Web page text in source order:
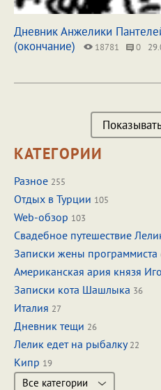
Дневник Анжелики
(окончание)
18781 0
КАТЕГОРИИ
Разное 255
Отдых в Турции 105
Web-обзор 103
Свадебное путешествие
Записки жены программиста
Американская ария князя
Записки кота Шашлыка 36
Италия 27
Дневник тещи 26
Лелик едет на рыбалку22
Кипр 19
Все категории